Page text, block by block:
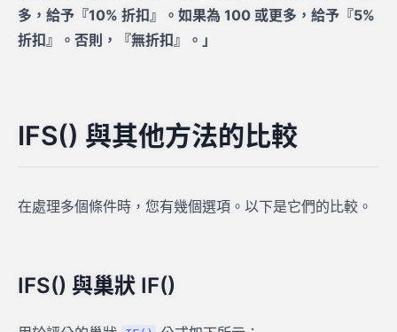
多，給予『10% 折扣』。如果為 100 或更多，給予『5%
折扣』。否則，『無折扣』。」
IFS() 與其他方法的比較
在處理多個條件時，您有幾個選項。以下是它們的比較。
IFS() 與巢狀 IF()